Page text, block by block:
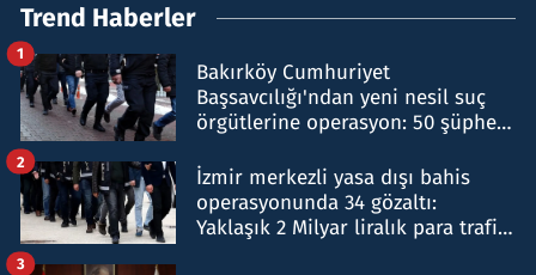
Trend Haberler
Bakırköy Cumhuriyet
Başsavcılığı'ndan yeni nesil suç
örgütlerine operasyon: 50 şüpheli
1
İzmir merkezli yasa dışı bahis
operasyonunda 34 gözaltı:
Yaklaşık 2 Milyar liralık para trafiği
2
3